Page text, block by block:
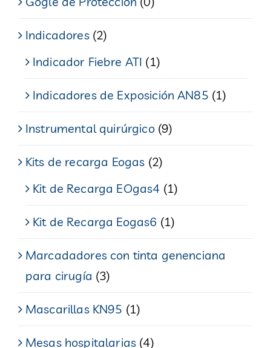
Indicadores (2)
Indicador Fiebre ATI (1)
Indicadores de Exposición AN85 (1)
Instrumental quirúrgico (9)
Kits de recarga Eogas (2)
Kit de Recarga EOgas4 (1)
Kit de Recarga Eogas6 (1)
Marcadadores con tinta genenciana
para cirugía (3)
Mascarillas KN95 (1)
Mesas hospitalarias (4)